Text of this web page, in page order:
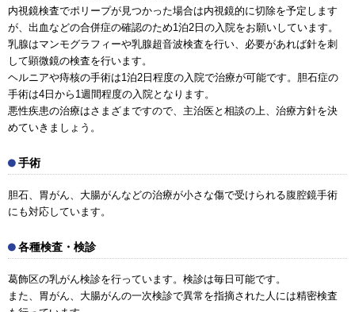
内視鏡検査でポリープが見つかった場合は内視鏡的に切除を予定します
が、出血などの合併症の確認のため1泊2日の入院をお願いしています。
乳腺はマンモグラフィーや乳腺超音波検査を行い、必要があれば針を刺
して顕微鏡の検査を行います。
ヘルニアや痔核の手術は1泊2日程度の入院で治療が可能です。胆石症の
手術は4日から1週間程度の入院となります。
悪性疾患の治療はさまざまですので、主治医と相談の上、治療方針を決
めていきましょう。
手術
胆石、胃がん、大腸がんなどの治療が小さな傷で受けられる腹腔鏡手術
にも対応しています。
各種検査・検診
葛飾区の乳がん検診を行っています。検診は毎日可能です。
また、胃がん、大腸がんの一次検診で異常を指摘された人には精密検査